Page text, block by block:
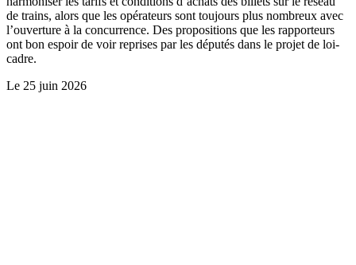
de trains, alors que les opérateurs sont toujours plus nombreux avec
l’ouverture à la concurrence. Des propositions que les rapporteurs
ont bon espoir de voir reprises par les députés dans le projet de loi-
cadre.
Le 25 juin 2026